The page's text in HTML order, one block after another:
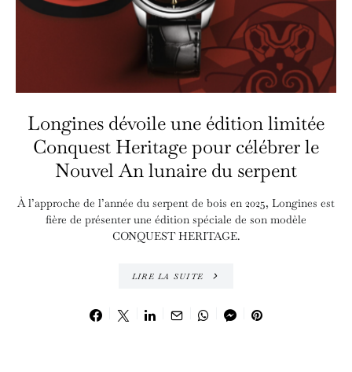
Longines dévoile une édition limitée
Conquest Heritage pour célébrer le
Nouvel An lunaire du serpent
À l’approche de l’année du serpent de bois en 2025, Longines est
fière de présenter une édition spéciale de son modèle
CONQUEST HERITAGE.
LIRE LA SUITE